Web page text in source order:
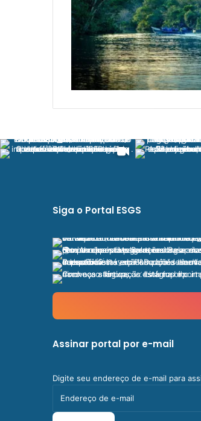
Siga o Portal ESGS
Assinar portal por e-mail
Digite seu endereço de e-mail para
de
e-